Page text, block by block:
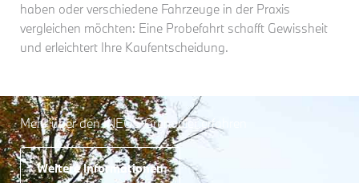
haben oder verschiedene Fahrzeuge in der Praxis
vergleichen möchten: Eine Probefahrt schafft Gewissheit
und erleichtert Ihre Kaufentscheidung.
Mehr über den INEOS Grenadier erfahren
Weitere Informationen